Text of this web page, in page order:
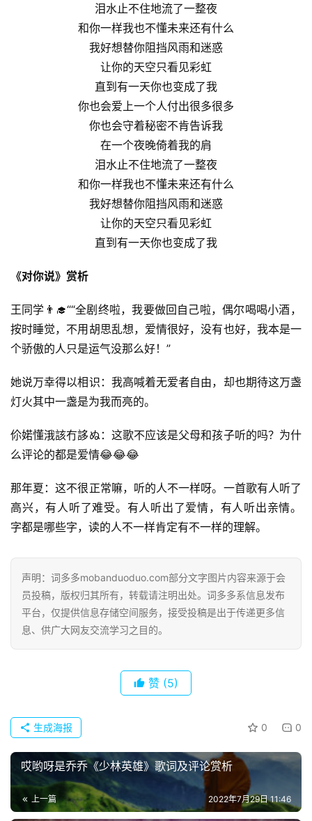
首
页
泪水止不住地流了一整夜
和你一样我也不懂未来还有什么
我好想替你阻挡风雨和迷惑
让你的天空只看见彩虹
直到有一天你也变成了我
你也会爱上一个人付出很多很多
你也会守着秘密不肯告诉我
在一个夜晚倚着我的肩
泪水止不住地流了一整夜
和你一样我也不懂未来还有什么
我好想替你阻挡风雨和迷惑
让你的天空只看见彩虹
直到有一天你也变成了我
《对你说》赏析
王同学👨‍🎓““全剧终啦，我要做回自己啦，偶尔喝喝小酒，
按时睡觉，不用胡思乱想，爱情很好，没有也好，我本是一
个骄傲的人只是运气没那么好！”
她说万幸得以相识：我高喊着无爱者自由，却也期待这万盏
灯火其中一盏是为我而亮的。
伱婼懂涐該冇誃ぬ：这歌不应该是父母和孩子听的吗？为什
么评论的都是爱情😂😂😂
那年夏：这不很正常嘛，听的人不一样呀。一首歌有人听了
高兴，有人听了难受。有人听出了爱情，有人听出亲情。
字都是哪些字，读的人不一样肯定有不一样的理解。
声明：词多多mobanduoduo.com部分文字图片内容来源于会
员投稿，版权归其所有，转载请注明出处。词多多系信息发布
平台，仅提供信息存储空间服务，接受投稿是出于传递更多信
息、供广大网友交流学习之目的。
赞 (5)
0 0
生成海报
哎哟呀是乔乔《少林英雄》歌词及评论赏析
上一篇 2022年7月29日 11:46